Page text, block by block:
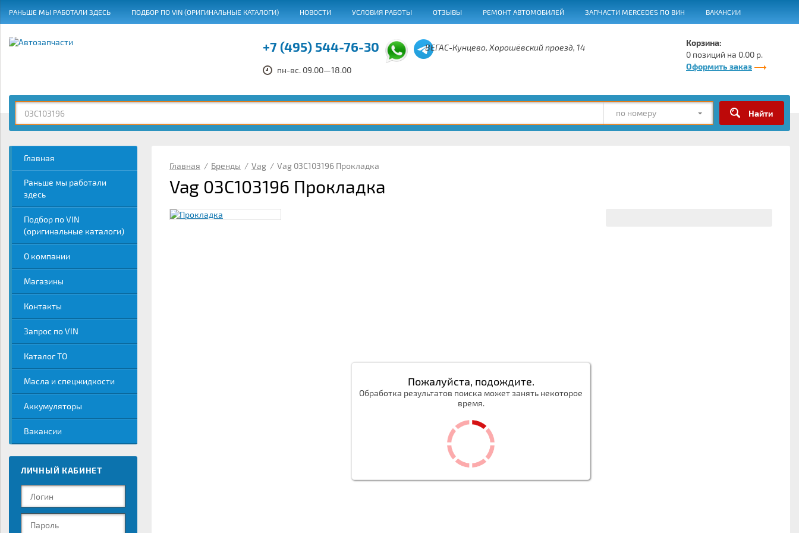
РАНЬШЕ МЫ РАБОТАЛИ ЗДЕСЬ ПОДБОР ПО VIN (ОРИГИНАЛЬНЫЕ КАТАЛОГИ) НОВОСТИ УСЛОВИЯ РАБОТЫ ОТЗЫВЫ РЕМОНТ АВТОМОБИЛЕЙ ЗАПЧАСТИ MERCEDES ПО ВИН ВАКАНСИИ
ГРАФИК РАБОТЫ
+7 (495) 544-76-30
пн-вс. 09.00—18.00
ВЕГАС-Кунцево, Хорошёвский проезд, 14
Корзина:
0 позиций на 0.00 р.
Оформить заказ
по номеру
Главная / Бренды / Vag / Vag 03C103196 Прокладка
Vag 03C103196 Прокладка
Пожалуйста, подождите.
Обработка результатов поиска может занять некоторое
время.
Главная
Раньше мы работали
здесь
Подбор по VIN
(оригинальные каталоги)
О компании
Магазины
Контакты
Запрос по VIN
Каталог ТО
Масла и спецжидкости
Аккумуляторы
Вакансии
ЛИЧНЫЙ КАБИНЕТ